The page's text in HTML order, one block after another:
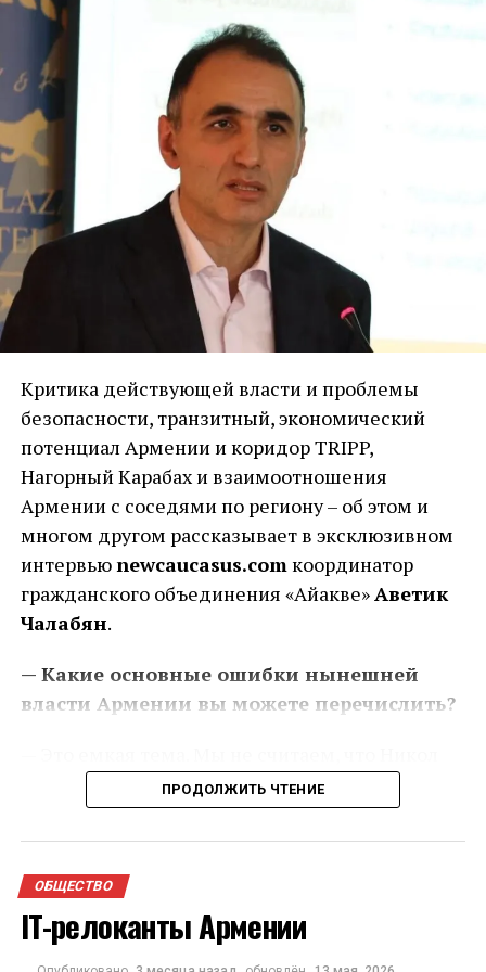
Критика действующей власти и проблемы
безопасности, транзитный, экономический
потенциал Армении и коридор TRIPP,
Нагорный Карабах и взаимоотношения
Армении с соседями по региону – об этом и
многом другом рассказывает в эксклюзивном
интервьюnewcaucasus.comкоординатор
гражданского объединения «Айакве»Аветик
Чалабян.
— Какие основные ошибки нынешней
власти Армении вы можете перечислить?
Пашинян (премьер-министр Армении – прим.
ред.) совершает какие-то отдельные ошибки. У
нас с ним концептуальное противоречие в
видении обустройства архитектуры
безопасности вокруг нашей страны. С точки
зрения будущего Армении, с точки зрения
будущего региона в целом. Пашинян, я считаю,
ПРОДОЛЖИТЬ ЧТЕНИЕ
ОБЩЕСТВО
IT-релоканты Армении